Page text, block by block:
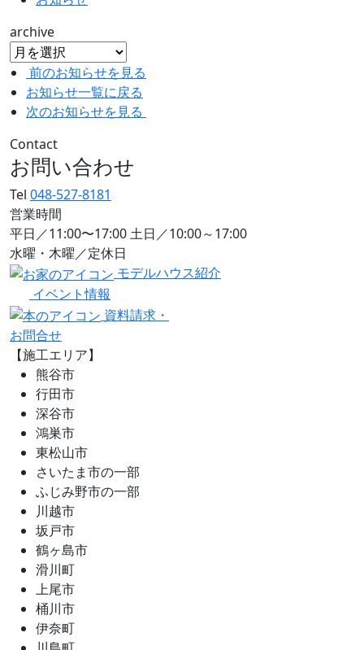
archive
前のお知らせを見る
お知らせ一覧に戻る
次のお知らせを見る
Contact
お問い合わせ
Tel 048-527-8181
営業時間
平日／11:00〜17:00 土日／10:00～17:00
水曜・木曜／定休日
モデルハウス紹介
イベント情報
資料請求・
お問合せ
【施工エリア】
熊谷市
行田市
深谷市
鴻巣市
東松山市
さいたま市の一部
ふじみ野市の一部
川越市
坂戸市
鶴ヶ島市
滑川町
上尾市
桶川市
伊奈町